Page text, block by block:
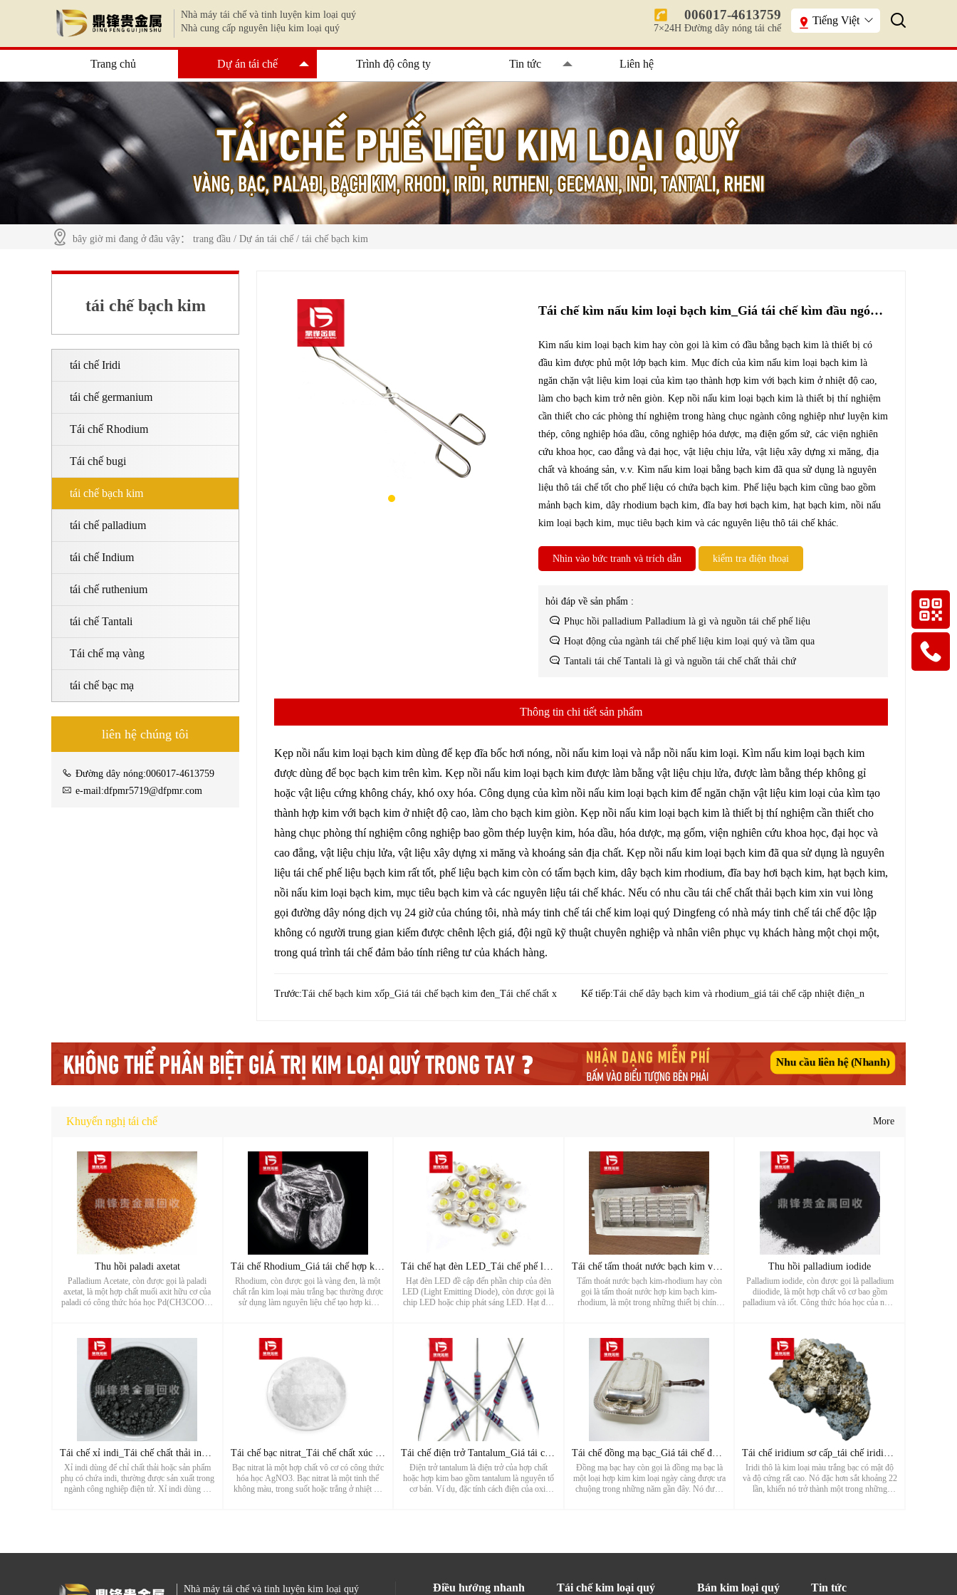
Nhà máy tái chế và tinh luyện kim loại quý
Nhà cung cấp nguyên liệu kim loại quý
006017-4613759
7×24H Đường dây nóng tái chế
Tiếng Việt
Trang chủ Dự án tái chế Trình độ công ty Tin tức Liên hệ
bây giờ mi đang ở đâu vậy： trang đầu / Dự án tái chế/ tái chế bạch kim
tái chế bạch kim
tái chế Iridi
tái chế germanium
Tái chế Rhodium
Tái chế bugi
tái chế bạch kim
tái chế palladium
tái chế Indium
tái chế ruthenium
tái chế Tantali
Tái chế mạ vàng
tái chế bạc mạ
liên hệ chúng tôi
Đường dây nóng:006017-4613759
e-mail:dfpmr5719@dfpmr.com
Tái chế kìm nấu kim loại bạch kim_Giá tái chế kìm đầu ngón chân bạch kim_Tái chế kim loại quý
Kìm nấu kim loại bạch kim hay còn gọi là kìm có đầu bằng bạch kim là thiết bị có
đầu kìm được phủ một lớp bạch kim. Mục đích của kìm nấu kim loại bạch kim là
ngăn chặn vật liệu kim loại của kìm tạo thành hợp kim với bạch kim ở nhiệt độ cao,
làm cho bạch kim trở nên giòn. Kẹp nồi nấu kim loại bạch kim là thiết bị thí nghiệm
cần thiết cho các phòng thí nghiệm trong hàng chục ngành công nghiệp như luyện kim
thép, công nghiệp hóa dầu, công nghiệp hóa dược, mạ điện gốm sứ, các viện nghiên
cứu khoa học, cao đẳng và đại học, vật liệu chịu lửa, vật liệu xây dựng xi măng, địa
chất và khoáng sản, v.v. Kìm nấu kim loại bằng bạch kim đã qua sử dụng là nguyên
liệu thô tái chế tốt cho phế liệu có chứa bạch kim. Phế liệu bạch kim cũng bao gồm
mảnh bạch kim, dây rhodium bạch kim, đĩa bay hơi bạch kim, hạt bạch kim, nồi nấu
kim loại bạch kim, mục tiêu bạch kim và các nguyên liệu thô tái chế khác.
Nhìn vào bức tranh và trích dẫn kiểm tra điện thoại
hỏi đáp về sản phẩm :
Phục hồi palladium Palladium là gì và nguồn tái chế phế liệu
Hoạt động của ngành tái chế phế liệu kim loại quý và tầm qua
Tantali tái chế Tantali là gì và nguồn tái chế chất thải chứ
Thông tin chi tiết sản phẩm
Kẹp nồi nấu kim loại bạch kim dùng để kẹp đĩa bốc hơi nóng, nồi nấu kim loại và nắp nồi nấu kim loại. Kìm nấu kim loại bạch kim
được dùng để bọc bạch kim trên kìm. Kẹp nồi nấu kim loại bạch kim được làm bằng vật liệu chịu lửa, được làm bằng thép không gỉ
hoặc vật liệu cứng không cháy, khó oxy hóa. Công dụng của kìm nồi nấu kim loại bạch kim để ngăn chặn vật liệu kim loại của kìm tạo
thành hợp kim với bạch kim ở nhiệt độ cao, làm cho bạch kim giòn. Kẹp nồi nấu kim loại bạch kim là thiết bị thí nghiệm cần thiết cho
hàng chục phòng thí nghiệm công nghiệp bao gồm thép luyện kim, hóa dầu, hóa dược, mạ gốm, viện nghiên cứu khoa học, đại học và
cao đẳng, vật liệu chịu lửa, vật liệu xây dựng xi măng và khoáng sản địa chất. Kẹp nồi nấu kim loại bạch kim đã qua sử dụng là nguyên
liệu tái chế phế liệu bạch kim rất tốt, phế liệu bạch kim còn có tấm bạch kim, dây bạch kim rhodium, đĩa bay hơi bạch kim, hạt bạch kim,
nồi nấu kim loại bạch kim, mục tiêu bạch kim và các nguyên liệu tái chế khác. Nếu có nhu cầu tái chế chất thải bạch kim xin vui lòng
gọi đường dây nóng dịch vụ 24 giờ của chúng tôi, nhà máy tinh chế tái chế kim loại quý Dingfeng có nhà máy tinh chế tái chế độc lập
không có người trung gian kiếm được chênh lệch giá, đội ngũ kỹ thuật chuyên nghiệp và nhân viên phục vụ khách hàng một chọi một,
trong quá trình tái chế đảm bảo tính riêng tư của khách hàng.
Trước:Tái chế bạch kim xốp_Giá tái chế bạch kim đen_Tái chế chất x Kế tiếp:Tái chế dây bạch kim và rhodium_giá tái chế cặp nhiệt điện_n
Nhu cầu liên hệ (Nhanh)
Khuyến nghị tái chế More
Thu hồi paladi axetat
Palladium Acetate, còn được gọi là paladi
axetat, là một hợp chất muối axit hữu cơ của
paladi có công thức hóa học Pd(CH3COO)2.
Tái chế Rhodium_Giá tái chế hợp kim Rhodium_Nhà sản xuất tái
Rhodium, còn được gọi là vàng đen, là một
chất rắn kim loại màu trắng bạc thường được
sử dụng làm nguyên liệu chế tạo hợp kim
Tái chế hạt đèn LED_Tái chế phế liệu chứa vàng_Nhà máy tái c
Hạt đèn LED đề cập đến phần chip của đèn
LED (Light Emitting Diode), còn được gọi là
chip LED hoặc chip phát sáng LED. Hạt đèn
Tái chế tấm thoát nước bạch kim và rhodium
Tấm thoát nước bạch kim-rhodium hay còn
gọi là tấm thoát nước hợp kim bạch kim-
rhodium, là một trong những thiết bị chính
Thu hồi palladium iodide
Palladium iodide, còn được gọi là palladium
diiodide, là một hợp chất vô cơ bao gồm
palladium và iốt. Công thức hóa học của nó là
Tái chế xỉ indi_Tái chế chất thải indi_Nhà máy tái chế kim l
Xỉ indi dùng để chỉ chất thải hoặc sản phẩm
phụ có chứa indi, thường được sản xuất trong
ngành công nghiệp điện tử. Xỉ indi dùng để
Tái chế bạc nitrat_Tái chế chất xúc tác bạc_Nhà máy tái chế
Bạc nitrat là một hợp chất vô cơ có công thức
hóa học AgNO3. Bạc nitrat là một tinh thể
không màu, trong suốt hoặc trắng ở nhiệt độ
Tái chế điện trở Tantalum_Giá tái chế tụ điện_Nhà máy lọc dầ
Điện trở tantalum là điện trở của hợp chất
hoặc hợp kim bao gồm tantalum là nguyên tố
cơ bản. Ví dụ, đặc tính cách điện của oxit
Tái chế đồng mạ bạc_Giá tái chế đồng mạ bạc_Nhà sản xuất tái
Đồng mạ bạc hay còn gọi là đồng mạ bạc là
một loại hợp kim kim loại ngày càng được ưa
chuộng trong những năm gần đây. Nó được
Tái chế iridium sơ cấp_tái chế iridium thô_nhà máy tái chế k
Iridi thô là kim loại màu trắng bạc có mật độ
và độ cứng rất cao. Nó đặc hơn sắt khoảng 22
lần, khiến nó trở thành một trong những
Nhà máy tái chế và tinh luyện kim loại quý Điều hướng nhanh Tái chế kim loại quý Bán kim loại quý Tin tức